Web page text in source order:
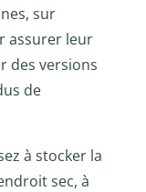
sur
assurer leur
des versions
de
à stocker la
sec, à